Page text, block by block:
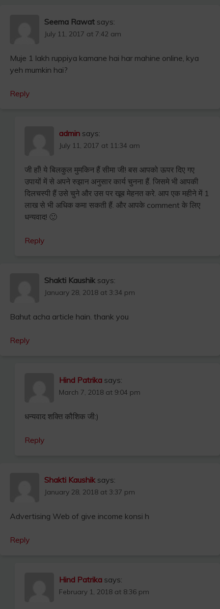
Seema Rawat says:
July 11, 2017 at 7:42 am
Muje 1 lakh ruppiya kamane hai har mahine online, kya
yeh mumkin hai?
Reply
admin says:
July 11, 2017 at 11:34 am
जी हाँ! ये बिलकुल मुमकिन हैं सीमा जी! बस आपको ऊपर दिए गए
उपायों में से अपने रुझान अनुसार कार्य चुनना हैं. जिसमे भी आपकी
दिलचस्पी हैं उसे चुने और उस पर खूब मेहनत करे. आप एक महीने में 1
लाख से भी अधिक कमा सकती हैं. और आपके comment के लिए
धन्यवाद! 🙂
Reply
Shakti Kaushik says:
January 28, 2018 at 3:34 pm
Bahut acha article hain. thank you
Reply
Hind Patrika says:
March 7, 2018 at 9:04 pm
धन्यवाद शक्ति कौशिक जी:)
Reply
Shakti Kaushik says:
January 28, 2018 at 3:37 pm
Advertising Web of give income konsi h
Reply
Hind Patrika says:
February 1, 2018 at 8:36 pm